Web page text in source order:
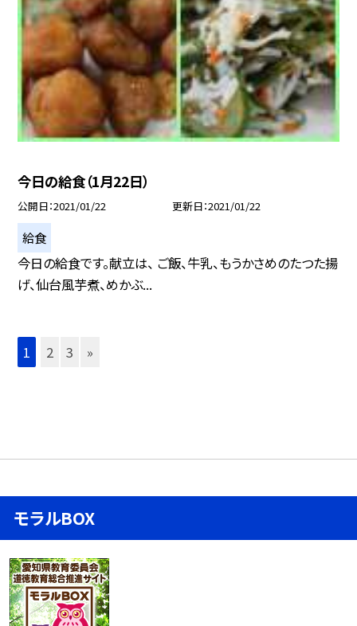
今日の給食（1月22日）
公開日 2021/01/22 更新日 2021/01/22
給食
今日の給食です。献立は、 ご飯、牛乳、もうかさめのたつた揚
げ、仙台風芋煮、めかぶ...
1 2 3 »
モラルBOX